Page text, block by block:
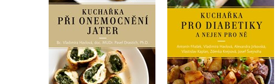
onemocnění jater
Vladimíra Havlová
,
Pavel Drastich
Antonín Fňašek
,
Vladimíra Havlová
Alexandra Jirkovská
,
MUDr. Zdenka Krejsová
MUDr. Vlastislav Kaplan
,
Josef Švejnoha